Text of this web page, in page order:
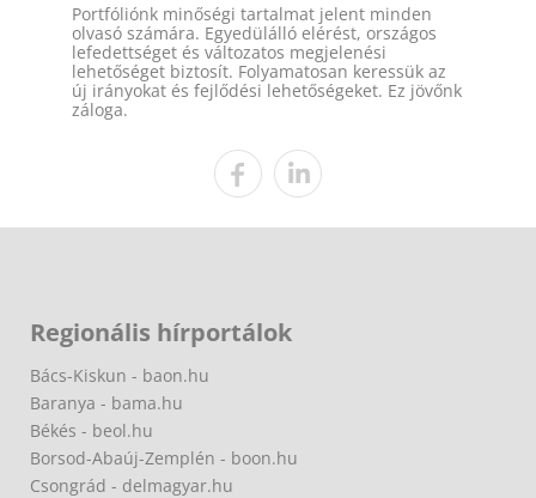
Portfóliónk minőségi tartalmat jelent minden
olvasó számára. Egyedülálló elérést, országos
lefedettséget és változatos megjelenési
lehetőséget biztosít. Folyamatosan keressük az
új irányokat és fejlődési lehetőségeket. Ez jövőnk
záloga.
Regionális hírportálok
Bács-Kiskun - baon.hu
Baranya - bama.hu
Békés - beol.hu
Borsod-Abaúj-Zemplén - boon.hu
Csongrád - delmagyar.hu